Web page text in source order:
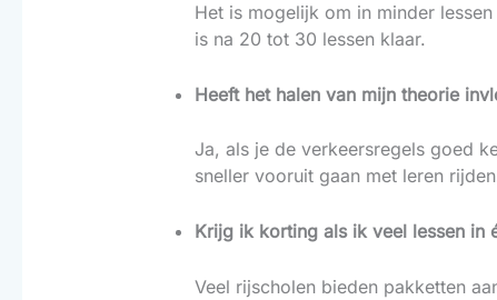
Het is mogelijk om in minder
is na 20 tot 30 lessen klaar.
Heeft het halen van mijn theorie
Ja, als je de verkeersregels goed
sneller vooruit gaan met leren
Krijg ik korting als ik veel lessen in
Veel rijscholen bieden pakketten